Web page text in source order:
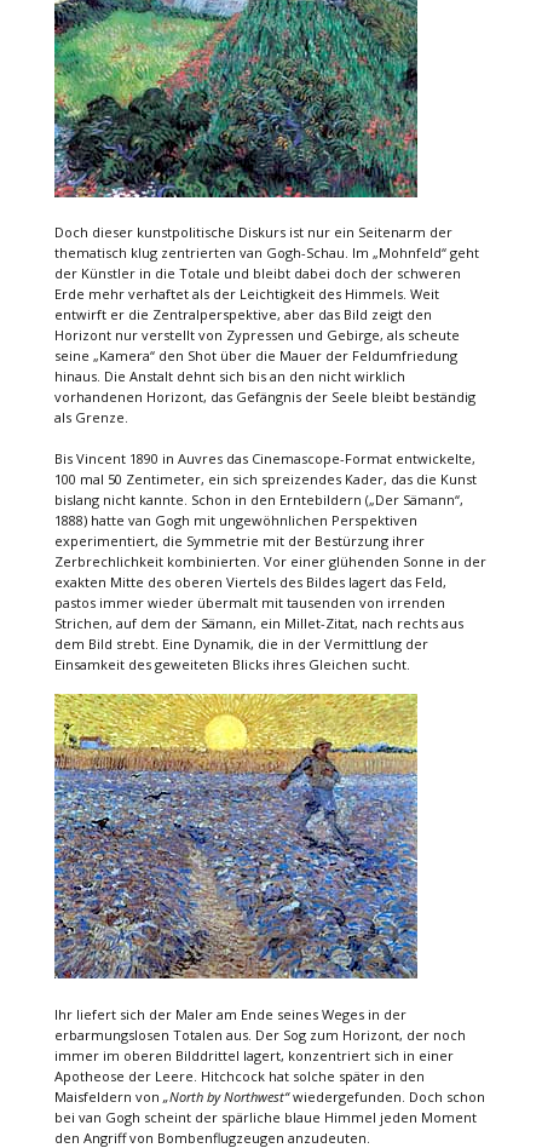
Doch dieser kunstpolitische Diskurs ist nur ein Seitenarm der
thematisch klug zentrierten van Gogh-Schau. Im „Mohnfeld“ geht
der Künstler in die Totale und bleibt dabei doch der schweren
Erde mehr verhaftet als der Leichtigkeit des Himmels. Weit
entwirft er die Zentralperspektive, aber das Bild zeigt den
Horizont nur verstellt von Zypressen und Gebirge, als scheute
seine „Kamera“ den Shot über die Mauer der Feldumfriedung
hinaus. Die Anstalt dehnt sich bis an den nicht wirklich
vorhandenen Horizont, das Gefängnis der Seele bleibt beständig
als Grenze.
Bis Vincent 1890 in Auvres das Cinemascope-Format entwickelte,
100 mal 50 Zentimeter, ein sich spreizendes Kader, das die Kunst
bislang nicht kannte. Schon in den Erntebildern („Der Sämann“,
1888) hatte van Gogh mit ungewöhnlichen Perspektiven
experimentiert, die Symmetrie mit der Bestürzung ihrer
Zerbrechlichkeit kombinierten. Vor einer glühenden Sonne in der
exakten Mitte des oberen Viertels des Bildes lagert das Feld,
pastos immer wieder übermalt mit tausenden von irrenden
Strichen, auf dem der Sämann, ein Millet-Zitat, nach rechts aus
dem Bild strebt. Eine Dynamik, die in der Vermittlung der
Einsamkeit des geweiteten Blicks ihres Gleichen sucht.
Ihr liefert sich der Maler am Ende seines Weges in der
erbarmungslosen Totalen aus. Der Sog zum Horizont, der noch
immer im oberen Bilddrittel lagert, konzentriert sich in einer
Apotheose der Leere. Hitchcock hat solche später in den
Maisfeldern von „North by Northwest“wiedergefunden. Doch schon
bei van Gogh scheint der spärliche blaue Himmel jeden Moment
den Angriff von Bombenflugzeugen anzudeuten.